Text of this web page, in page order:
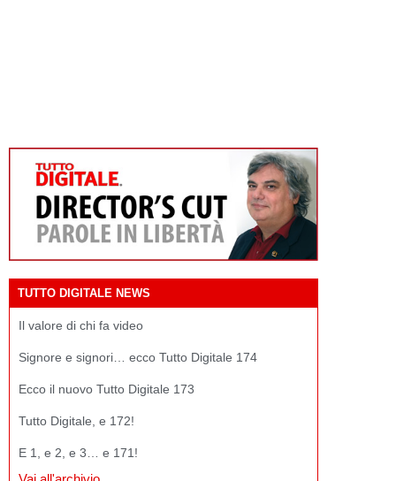
TUTTO DIGITALE NEWS
Il valore di chi fa video
Signore e signori… ecco Tutto Digitale 174
Ecco il nuovo Tutto Digitale 173
Tutto Digitale, e 172!
E 1, e 2, e 3… e 171!